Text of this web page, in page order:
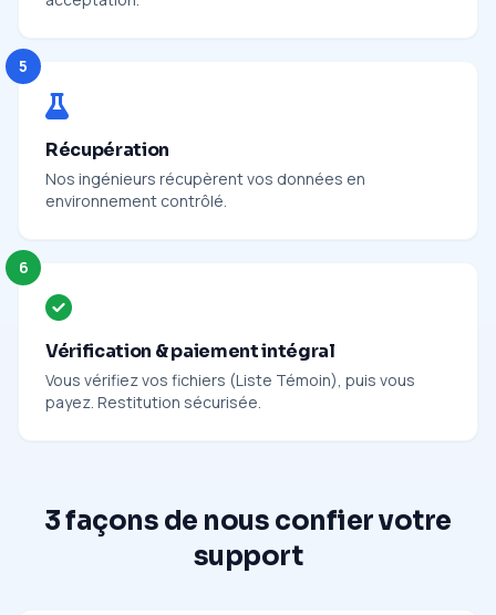
5
Récupération
Nos ingénieurs récupèrent vos données en
environnement contrôlé.
6
Vérification & paiement intégral
Vous vérifiez vos fichiers (Liste Témoin), puis vous
payez. Restitution sécurisée.
3 façons de nous confier votre
support